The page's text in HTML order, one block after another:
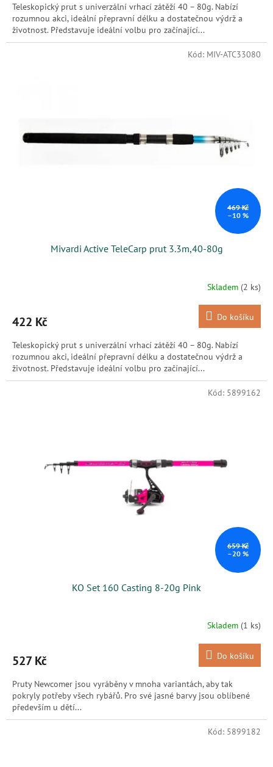
Teleskopický prut s univerzální vrhací zátěží 40 – 80g. Nabízí
rozumnou akci, ideální přepravní délku a dostatečnou výdrž a
životnost. Představuje ideální volbu pro začínající...
469 Kč
–10 %
Mivardi Active TeleCarp prut 3.3m,40-80g
Skladem (2 ks)
422 Kč Do košíku
Teleskopický prut s univerzální vrhací zátěží 40 – 80g. Nabízí
rozumnou akci, ideální přepravní délku a dostatečnou výdrž a
životnost. Představuje ideální volbu pro začínající...
Kód: MIV-ATC33080
659 Kč
–20 %
KO Set 160 Casting 8-20g Pink
Skladem (1 ks)
527 Kč Do košíku
Pruty Newcomer jsou vyráběny v mnoha variantách, aby tak
pokryly potřeby všech rybářů. Pro své jasné barvy jsou oblíbené
především u dětí...
Kód: 5899162
Kód: 5899182